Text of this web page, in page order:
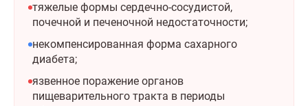
тяжелые формы сердечно-сосудистой,
почечной и печеночной недостаточности;
некомпенсированная форма сахарного
диабета;
язвенное поражение органов
пищеварительного тракта в периоды